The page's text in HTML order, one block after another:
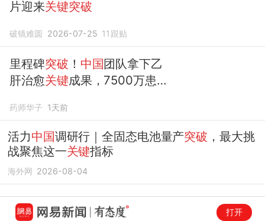
片迎来关键突破
破镜难圆 2026-07-25 11 跟贴
里程碑突破 ！ 中国团队拿下乙
肝治愈关键成果，7500万患者
药师华子 1天前
活力中国调研行｜全固态电池量产突破 ，最大挑
战聚焦这一关键指标
海外网 2026-08-04
打开